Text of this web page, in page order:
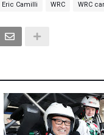
Eric Camilli WRC WRC car